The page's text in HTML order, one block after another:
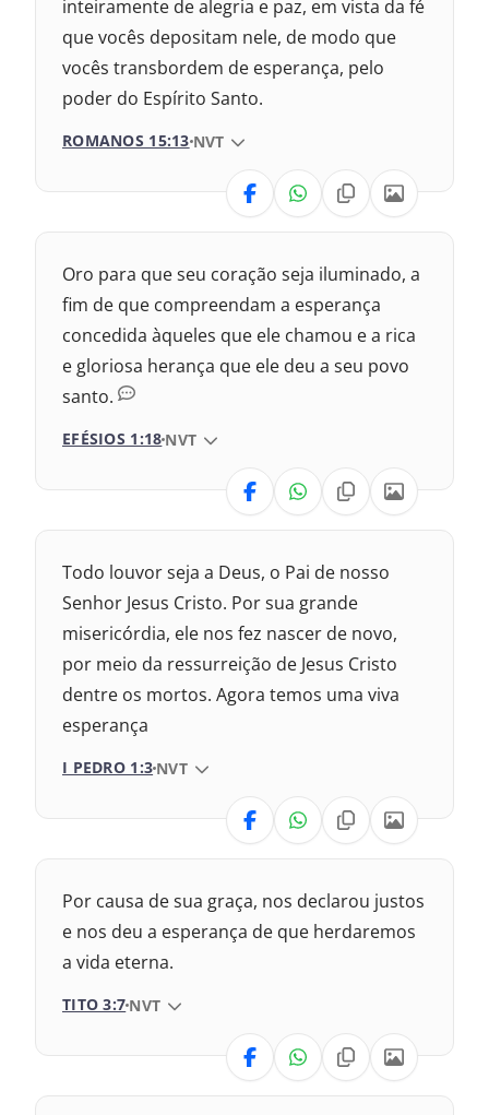
2017 – Nova Almeida Atualizada
2009 – Almeida Revisada e Corrigida
1969 – Almeida Revisada e Corrigida
1993 – Almeida Revisada e Atualizada
inteiramente de alegria e paz, em vista da fé
que vocês depositam nele, de modo que
vocês transbordem de esperança, pelo
poder do Espírito Santo.
ROMANOS 15:13 VERSÃO DA BÍBLIA
NVT
VERSÃO
2017 – Nova Almeida Atualizada
2009 – Almeida Revisada e Corrigida
1969 – Almeida Revisada e Corrigida
1993 – Almeida Revisada e Atualizada
Oro para que seu coração seja iluminado, a
fim de que compreendam a esperança
concedida àqueles que ele chamou e a rica
e gloriosa herança que ele deu a seu povo
santo.
EFÉSIOS 1:18 VERSÃO DA BÍBLIA
NVT
VERSÃO
2017 – Nova Almeida Atualizada
2009 – Almeida Revisada e Corrigida
1969 – Almeida Revisada e Corrigida
Todo louvor seja a Deus, o Pai de nosso
Senhor Jesus Cristo. Por sua grande
misericórdia, ele nos fez nascer de novo,
por meio da ressurreição de Jesus Cristo
dentre os mortos. Agora temos uma viva
esperança
I PEDRO 1:3 VERSÃO DA BÍBLIA
NVT
VERSÃO
2017 – Nova Almeida Atualizada
1969 – Almeida Revisada e Corrigida
1993 – Almeida Revisada e Atualizada
Por causa de sua graça, nos declarou justos
e nos deu a esperança de que herdaremos
a vida eterna.
TITO 3:7 VERSÃO DA BÍBLIA
NVT
VERSÃO